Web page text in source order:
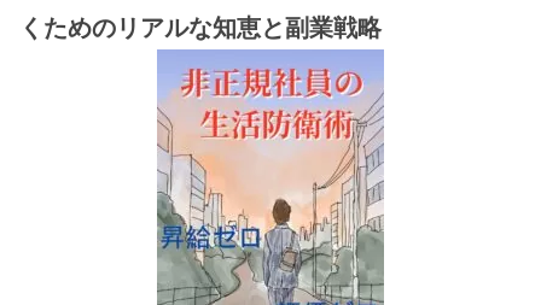
くためのリアルな知恵と副業戦略